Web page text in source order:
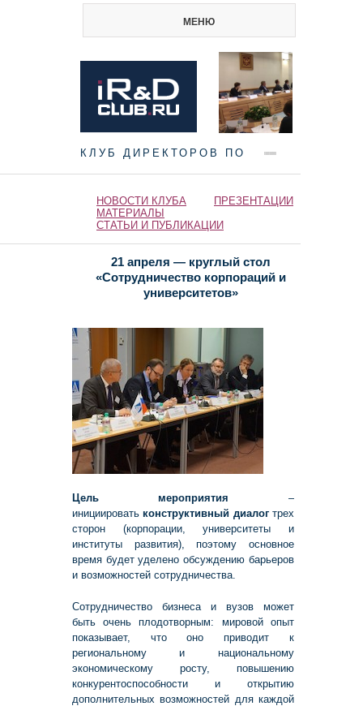
МЕНЮ
КЛУБ ДИРЕКТОРОВ ПО
НАУКЕ И ИННОВАЦИЯМ
НОВОСТИ КЛУБА
ПРЕЗЕНТАЦИИ
МАТЕРИАЛЫ
СТАТЬИ И ПУБЛИКАЦИИ
21 апреля — круглый стол
«Сотрудничество корпораций и
университетов»
Цельмероприятия –
инициироватьконструктивный диалогтрех
сторон (корпорации, университеты и
институты развития), поэтому основное
время будет уделено обсуждению барьеров
и возможностей сотрудничества.
Сотрудничество бизнеса и вузов может
быть очень плодотворным: мировой опыт
показывает, что оно приводит к
региональному и национальному
экономическому росту, повышению
конкурентоспособности и открытию
дополнительных возможностей для каждой